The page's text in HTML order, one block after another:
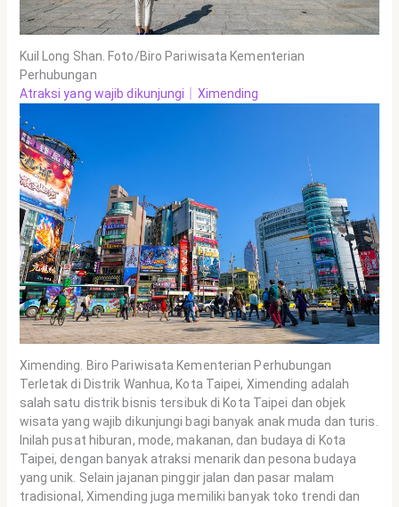
Kuil Long Shan. Foto/Biro Pariwisata Kementerian
Perhubungan
Atraksi yang wajib dikunjungi｜Ximending
Ximending. Biro Pariwisata Kementerian Perhubungan
Terletak di Distrik Wanhua, Kota Taipei, Ximending adalah
salah satu distrik bisnis tersibuk di Kota Taipei dan objek
wisata yang wajib dikunjungi bagi banyak anak muda dan turis.
Inilah pusat hiburan, mode, makanan, dan budaya di Kota
Taipei, dengan banyak atraksi menarik dan pesona budaya
yang unik. Selain jajanan pinggir jalan dan pasar malam
tradisional, Ximending juga memiliki banyak toko trendi dan